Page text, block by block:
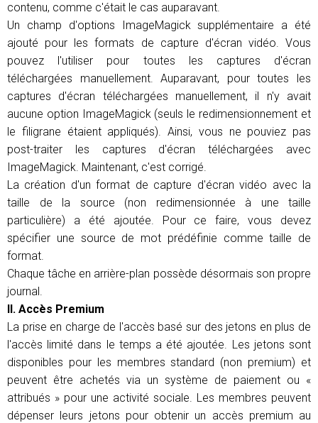
contenu, comme c'était le cas auparavant.
Un champ d'options ImageMagick supplémentaire a été
ajouté pour les formats de capture d'écran vidéo. Vous
pouvez l'utiliser pour toutes les captures d'écran
téléchargées manuellement. Auparavant, pour toutes les
captures d'écran téléchargées manuellement, il n'y avait
aucune option ImageMagick (seuls le redimensionnement et
le filigrane étaient appliqués). Ainsi, vous ne pouviez pas
post-traiter les captures d'écran téléchargées avec
ImageMagick. Maintenant, c'est corrigé.
La création d'un format de capture d'écran vidéo avec la
taille de la source (non redimensionnée à une taille
particulière) a été ajoutée. Pour ce faire, vous devez
spécifier une source de mot prédéfinie comme taille de
format.
Chaque tâche en arrière-plan possède désormais son propre
journal.
II. Accès Premium
La prise en charge de l'accès basé sur des jetons en plus de
l'accès limité dans le temps a été ajoutée. Les jetons sont
disponibles pour les membres standard (non premium) et
peuvent être achetés via un système de paiement ou «
attribués » pour une activité sociale. Les membres peuvent
dépenser leurs jetons pour obtenir un accès premium au